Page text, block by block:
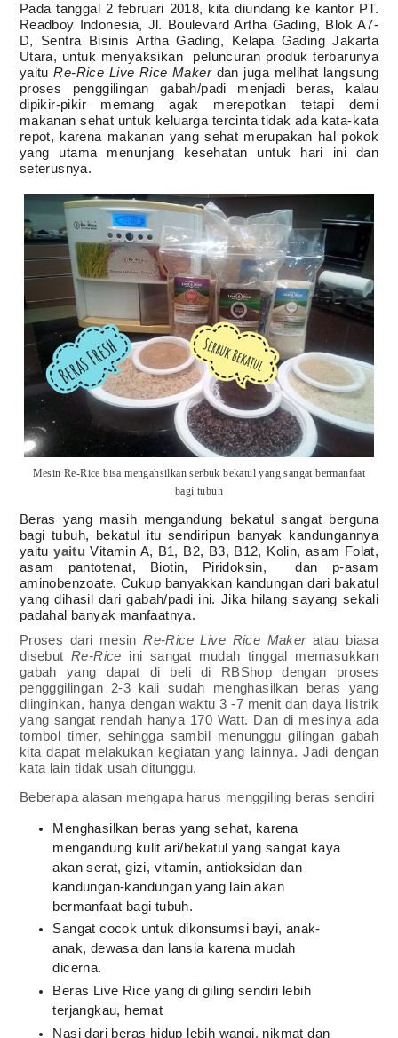
Pada tanggal 2 februari 2018, kita diundang ke kantor PT.
Readboy Indonesia, Jl. Boulevard Artha Gading, Blok A7-
D, Sentra Bisinis Artha Gading, Kelapa Gading Jakarta
Utara, untuk menyaksikan peluncuran produk terbarunya
yaituRe-Rice Live Rice Makerdan juga melihat langsung
proses penggilingan gabah/padi menjadi beras, kalau
dipikir-pikir memang agak merepotkan tetapi demi
makanan sehat untuk keluarga tercinta tidak ada kata-kata
repot, karena makanan yang sehat merupakan hal pokok
yang utama menunjang kesehatan untuk hari ini dan
seterusnya.
Mesin Re-Rice bisa mengahsilkan serbuk bekatul yang sangat bermanfaat
bagi tubuh
Beras yang masih mengandung bekatul sangat berguna
bagi tubuh, bekatul itu sendiripun banyak kandungannya
yaituyaitu Vitamin A, B1, B2, B3, B12, Kolin, asam Folat,
asam pantotenat, Biotin, Piridoksin, dan p-asam
aminobenzoate. Cukup banyakkan kandungan dari bakatul
yang dihasil dari gabah/padi ini. Jika hilang sayang sekali
padahal banyak manfaatnya.
Proses dari mesinRe-Rice Live Rice Makeratau biasa
disebutRe-Rice ini sangat mudah tinggal memasukkan
gabah yang dapat di beli di RBShop dengan proses
pengggilingan 2-3 kali sudah menghasilkan beras yang
diinginkan, hanya dengan waktu 3 -7 menit dan daya listrik
yang sangat rendah hanya 170 Watt. Dan di mesinya ada
tombol timer, sehingga sambil menunggu gilingan gabah
kita dapat melakukan kegiatan yang lainnya. Jadi dengan
kata lain tidak usah ditunggu.
Beberapa alasan mengapa harus menggiling beras sendiri
Menghasilkan beras yang sehat, karena
mengandung kulit ari/bekatul yang sangat kaya
akan serat, gizi, vitamin, antioksidan dan
kandungan-kandungan yang lain akan
bermanfaat bagi tubuh.
Sangat cocok untuk dikonsumsi bayi, anak-
anak, dewasa dan lansia karena mudah
dicerna.
Beras Live Rice yang di giling sendiri lebih
terjangkau, hemat
Nasi dari beras hidup lebih wangi, nikmat dan